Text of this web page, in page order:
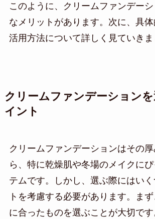
このように、クリームファンデー
なメリットがあります。次に、具
活用方法について詳しく見ていきま
クリームファンデーション
イント
クリームファンデーションはその
ら、特に乾燥肌や冬場のメイクに
テムです。しかし、選ぶ際にはい
トを考慮する必要があります。ま
に合ったものを選ぶことが大切で